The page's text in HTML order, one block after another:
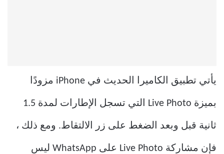
يأتي تطبيق الكاميرا الحديث في iPhone مزودًا
بميزة Live Photo التي تسجل الإطارات لمدة 1.5
ثانية قبل وبعد الضغط على زر الالتقاط. ومع ذلك ،
فإن مشاركة Live Photo على WhatsApp ليس